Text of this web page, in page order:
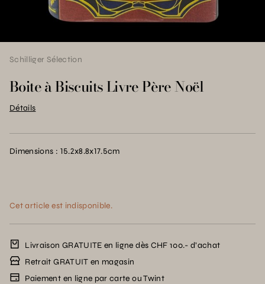
Schilliger Sélection
Boite à Biscuits Livre Père Noël
Détails
Dimensions : 15.2x8.8x17.5cm
Cet article est indisponible.
Livraison GRATUITE en ligne dès CHF 100.- d’achat
Retrait GRATUIT en magasin
Paiement en ligne par carte ou Twint